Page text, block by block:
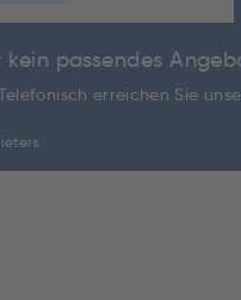
passendes
erreichen Sie